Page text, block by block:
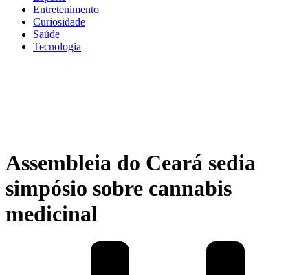
Entretenimento
Curiosidade
Saúde
Tecnologia
Assembleia do Ceará sedia
simpósio sobre cannabis
medicinal